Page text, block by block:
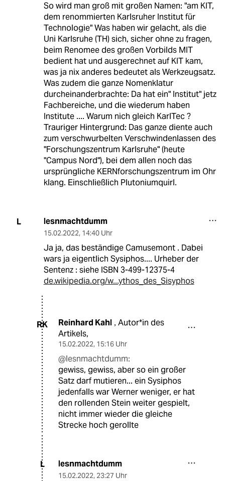
So wird man groß mit großen Namen: "am KIT,
dem renommierten Karlsruher Institut für
Technologie" Was haben wir gelacht, als die
Uni Karlsruhe (TH) sich, sicher ohne zu fragen,
beim Renomee des großen Vorbilds MIT
bedient hat und ausgerechnet auf KIT kam,
was ja nix anderes bedeutet als Werkzeugsatz.
Was zudem die ganze Nomenklatur
durcheinanderbrachte: Da hat ein" Institut" jetz
Fachbereiche, und die wiederum haben
Institute .... Warum nich gleich KarlTec ?
Trauriger Hintergrund: Das ganze diente auch
zum verschwurbelten Verschwindenlassen des
"Forschungszentrum Karlsruhe" (heute
"Campus Nord"), bei dem allen noch das
ursprüngliche KERNforschungszentrum im Ohr
klang. Einschließlich Plutoniumquirl.
L lesnmachtdumm
15.02.2022, 14:40 Uhr
Ja ja, das beständige Camusemont . Dabei
wars ja eigentlich Sysiphos.... Urheber der
Sentenz : siehe ISBN 3-499-12375-4
de.wikipedia.org/w...ythos_des_Sisyphos
RK Reinhard Kahl , Autor*in des
Artikels,
15.02.2022, 15:16 Uhr
@lesnmachtdumm:
gewiss, gewiss, aber so ein großer
Satz darf mutieren... ein Sysiphos
jedenfalls war Werner weniger, er hat
den rollenden Stein weiter gespielt,
nicht immer wieder die gleiche
Strecke hoch gerollte
L lesnmachtdumm
15.02.2022, 23:27 Uhr